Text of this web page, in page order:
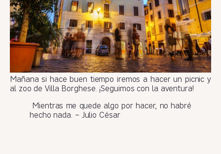
Mañana si hace buen tiempo iremos a hacer un picnic y
al zoo de Villa Borghese. ¡Seguimos con la aventura!
Mientras me quede algo por hacer, no habré
hecho nada. – Julio César